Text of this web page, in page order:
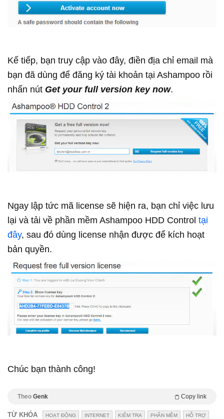
Kế tiếp, bạn truy cập vào đây, điền địa chỉ email mà
bạn đã dùng để đăng ký tài khoản tại Ashampoo rồi
nhấn nút Get your full version key now.
Ngay lập tức mã license sẽ hiện ra, bạn chỉ việc lưu
lại và tải về phần mềm Ashampoo HDD Control tại
đây, sau đó dùng license nhận được để kích hoạt
bản quyền.
Chúc bạn thành công!
Theo Genk Copy link
TỪ KHÓA HOẠT ĐỘNG INTERNET KIỂM TRA PHẦN MỀM HỖ TRỢ